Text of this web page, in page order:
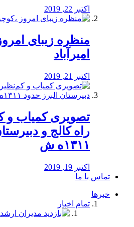
اکتبر 22, 2019
منظره‌‌ زیبای
امیرآباد
اکتبر 21, 2019
️تصویری کمیاب و
راه كالج و
۱۳۱۱ه ش
اکتبر 19, 2019
تماس با ما
خبرها
تمام اخبار